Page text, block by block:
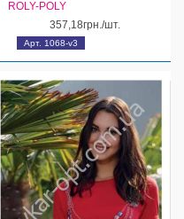
Арт. 1068-v3
ROLY-POLY
357,18грн./шт.